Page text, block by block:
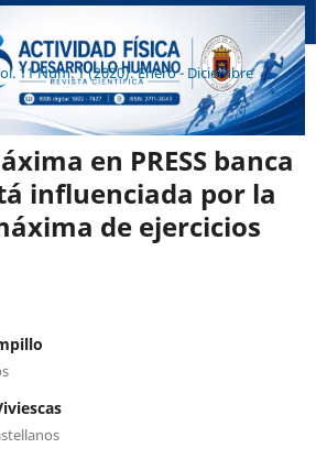
11 Núm. 1 (2020): Enero - Diciembre /
en PRESS banca
influenciada por la
de ejercicios